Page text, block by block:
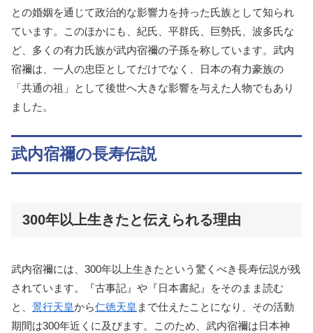
との婚姻を通じて政治的な影響力を持った氏族として知られ
ています。このほかにも、紀氏、平群氏、巨勢氏、波多氏な
ど、多くの有力氏族が武内宿禰の子孫を称しています。武内
宿禰は、一人の忠臣としてだけでなく、日本の有力豪族の
「共通の祖」として後世へ大きな影響を与えた人物でもあり
ました。
武内宿禰の長寿伝説
300年以上生きたと伝えられる理由
武内宿禰には、300年以上生きたという驚くべき長寿伝説が残
されています。『古事記』や『日本書紀』をそのまま読む
と、 景行天皇から仁徳天皇 まで仕えたことになり、その活動
期間は300年近くに及びます。このため、武内宿禰は日本神